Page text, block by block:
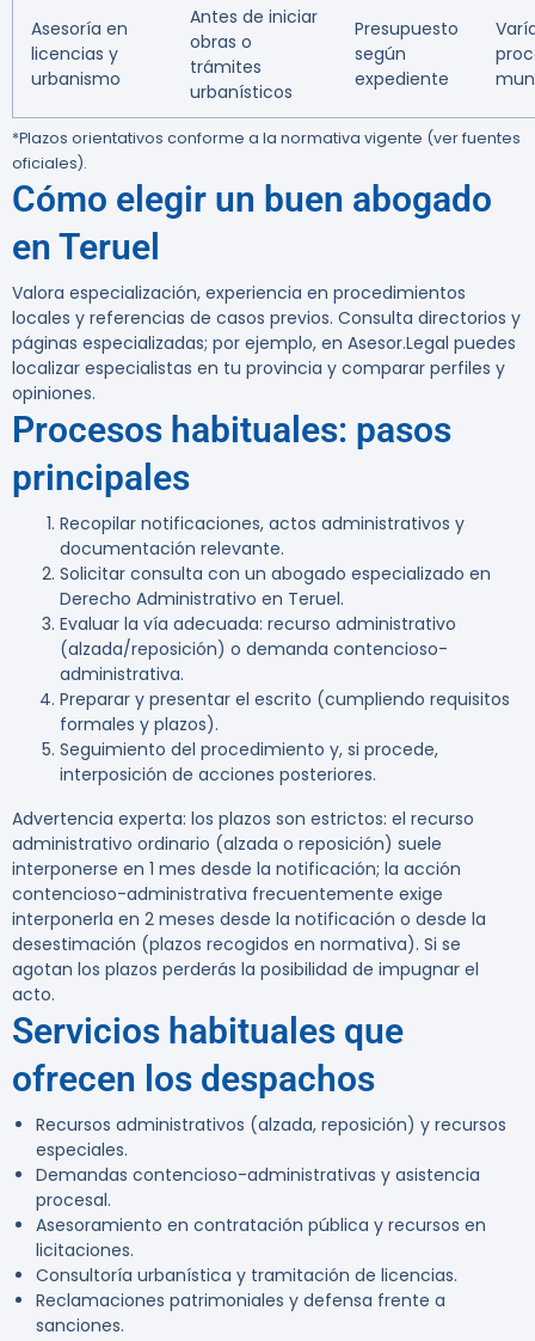
Asesoría en
licencias y
urbanismo
Antes de iniciar
obras o
trámites
urbanísticos
Presupuesto
según
expediente
*Plazos orientativos conforme a la normativa vigente (ver fuentes
oficiales).
Cómo elegir un buen abogado
en Teruel
Valora especialización, experiencia en procedimientos
locales y referencias de casos previos. Consulta directorios y
páginas especializadas; por ejemplo, en Asesor.Legal puedes
localizar especialistas en tu provincia y comparar perfiles y
opiniones.
Procesos habituales: pasos
principales
Recopilar notificaciones, actos administrativos y
documentación relevante.
Solicitar consulta con un abogado especializado en
Derecho Administrativo en Teruel.
Evaluar la vía adecuada: recurso administrativo
(alzada/reposición) o demanda contencioso-
administrativa.
Preparar y presentar el escrito (cumpliendo requisitos
formales y plazos).
Seguimiento del procedimiento y, si procede,
interposición de acciones posteriores.
Advertencia experta: los plazos son estrictos: el recurso
administrativo ordinario (alzada o reposición) suele
interponerse en 1 mes desde la notificación; la acción
contencioso-administrativa frecuentemente exige
interponerla en 2 meses desde la notificación o desde la
desestimación (plazos recogidos en normativa). Si se
agotan los plazos perderás la posibilidad de impugnar el
acto.
Servicios habituales que
ofrecen los despachos
Recursos administrativos (alzada, reposición) y recursos
especiales.
Demandas contencioso-administrativas y asistencia
procesal.
Asesoramiento en contratación pública y recursos en
licitaciones.
Consultoría urbanística y tramitación de licencias.
Reclamaciones patrimoniales y defensa frente a
sanciones.